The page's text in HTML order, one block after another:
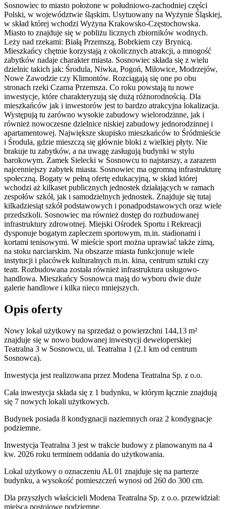
Sosnowiec to miasto położone w południowo-zachodniej części
Polski, w województwie śląskim. Usytuowany na Wyżynie Śląskiej,
w skład której wchodzi Wyżyna Krakowsko-Częstochowska.
Miasto to znajduje się w pobliżu licznych zbiorników wodnych.
Leży nad rzekami: Białą Przemszą, Bobrkiem czy Brynicą.
Mieszkańcy chętnie korzystają z okolicznych atrakcji, a mnogość
zabytków nadaje charakter miasta. Sosnowiec składa się z wielu
dzielnic takich jak: Środula, Niwka, Pogoń, Milowice, Modrzejów,
Nowe Zawodzie czy Klimontów. Rozciągają się one po obu
stronach rzeki Czarna Przemsza. Co roku powstają tu nowe
inwestycje, które charakteryzują się dużą różnorodnością. Dla
mieszkańców jak i inwestorów jest to bardzo atrakcyjna lokalizacja.
Występują tu zarówno wysokie zabudowy wielorodzinne, jak i
również nowoczesne dzielnice niskiej zabudowy jednorodzinnej i
apartamentowej. Największe skupisko mieszkańców to Śródmieście
i Środula, gdzie mieszczą się głównie bloki z wielkiej płyty. Nie
brakuje tu zabytków, a na uwagę zasługują budynki w stylu
barokowym. Zamek Sielecki w Sosnowcu to najstarszy, a zarazem
najcenniejszy zabytek miasta. Sosnowiec ma ogromną infrastrukturę
społeczną. Bogaty w pełną ofertę edukacyjną, w skład której
wchodzi aż kilkaset publicznych jednostek działających w ramach
zespołów szkół, jak i samodzielnych jednostek. Znajduje się tutaj
kilkadziesiąt szkół podstawowych i ponadpodstawowych oraz wiele
przedszkoli. Sosnowiec ma również dostęp do rozbudowanej
infrastruktury zdrowotnej. Miejski Ośrodek Sportu i Rekreacji
dysponuje bogatym zapleczem sportowym, m.in. stadionami i
kortami tenisowymi. W mieście sport można uprawiać także zimą,
na stoku narciarskim. Na obszarze miasta funkcjonuje wiele
instytucji i placówek kulturalnych m.in. kina, centrum sztuki czy
teatr. Rozbudowana została również infrastruktura usługowo-
handlowa. Mieszkańcy Sosnowca mają do wyboru dwie duże
galerie handlowe i kilka nieco mniejszych.
Opis oferty
Nowy lokal użytkowy na sprzedaż o powierzchni 144,13 m²
znajduje się w nowo budowanej inwestycji deweloperskiej
Teatralna 3 w Sosnowcu, ul. Teatralna 1 (2.1 km od centrum
Sosnowca).
Inwestycja jest realizowana przez Modena Teatralna Sp. z o.o.
Cała inwestycja składa się z 1 budynku, w którym łącznie znajdują
się 7 nowych lokali użytkowych.
Budynek posiada 8 kondygnacji naziemnych oraz 2 kondygnacje
podziemne.
Inwestycja Teatralna 3 jest w trakcie budowy z planowanym na 4
kw. 2026 roku terminem oddania do użytkowania.
Lokal użytkowy o oznaczeniu AL 01 znajduje się na parterze
budynku, a wysokość pomieszczeń wynosi od 260 do 300 cm.
Dla przyszłych właścicieli Modena Teatralna Sp. z o.o. przewidział:
miejsca postojowe podziemne.